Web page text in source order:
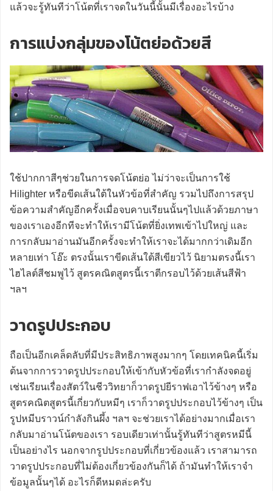
แล้วจะรู้ทันทีว่าโน้ตที่เราจดในวันนี้นั้นมีเรื่องอะไรบ้าง
การแบ่งกลุ่มของโน้ตย่อด้วยสี
ใช้ปากกาสีๆช่วยในการจดโน้ตย่อ ไม่ว่าจะเป็นการใช้
Hilighter หรือขีดเส้นใต้ในหัวข้อที่สำคัญ รวมไปถึงการสรุป
ข้อความสำคัญอีกครั้งเมื่อจบคาบเรียนนั้นๆไปแล้วด้วยภาษา
ของเราเองอีกทีจะทำให้เรามีโน้ตที่ยิ่งเทพเข้าไปใหญ่ และ
การกลับมาอ่านมันอีกครั้งจะทำให้เราจะได้มากกว่าเดิมอีก
หลายเท่า โอ๊ะ ตรงนั้นเราขีดเส้นใต้สีเขียวไว้ นิยามตรงนี้เรา
ไฮไลต์สีชมพูไว้ สูตรคณิตสูตรนี้เราตีกรอบไว้ด้วยเส้นสีฟ้า
ฯลฯ
วาดรูปประกอบ
ถือเป็นอีกเคล็ดลับที่มีประสิทธิภาพสูงมากๆ โดยเทคนิคนี้เริ่ม
ต้นจากการวาดรูปประกอบให้เข้ากับหัวข้อที่เรากำลังจดอยู่
เช่นเรียนเรื่องสัตว์ในชีววิทยาก็วาดรูปยีราฟเอาไว้ข้างๆ หรือ
สูตรคณิตสูตรนี้เกี่ยวกับหมีๆ เราก็วาดรูปประกอบไว้ข้างๆ เป็น
รูปหมีบราวน์กำลังกินผึ้ง ฯลฯ จะช่วยเราได้อย่างมากเมื่อเรา
กลับมาอ่านโน้ตของเรา รอบเดียวเท่านั้นรู้ทันทีว่าสูตรหมีนี้
เป็นอย่างไร นอกจากรูปประกอบที่เกี่ยวข้องแล้ว เราสามารถ
วาดรูปประกอบที่ไม่ต้องเกี่ยวข้องกันก็ได้ ถ้ามันทำให้เราจำ
ข้อมูลนั้นๆได้ อะไรก็ดีหมดล่ะครับ